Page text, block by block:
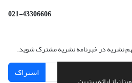
021-43306606
نشریه در خبرنامه نشریه مشترک شوید.
اشتراک